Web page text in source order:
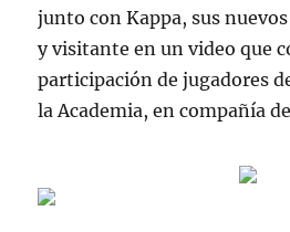
junto con Kappa, sus
y visitante en un video que
participación de jugadores
la Academia, en compañía